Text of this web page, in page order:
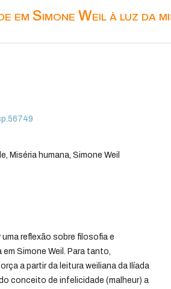
Simone Weil à luz da
Miséria humana, Simone Weil
reflexão sobre filosofia e
Simone Weil. Para tanto,
a partir da leitura weiliana da Ilíada
conceito de infelicidade (malheur) a